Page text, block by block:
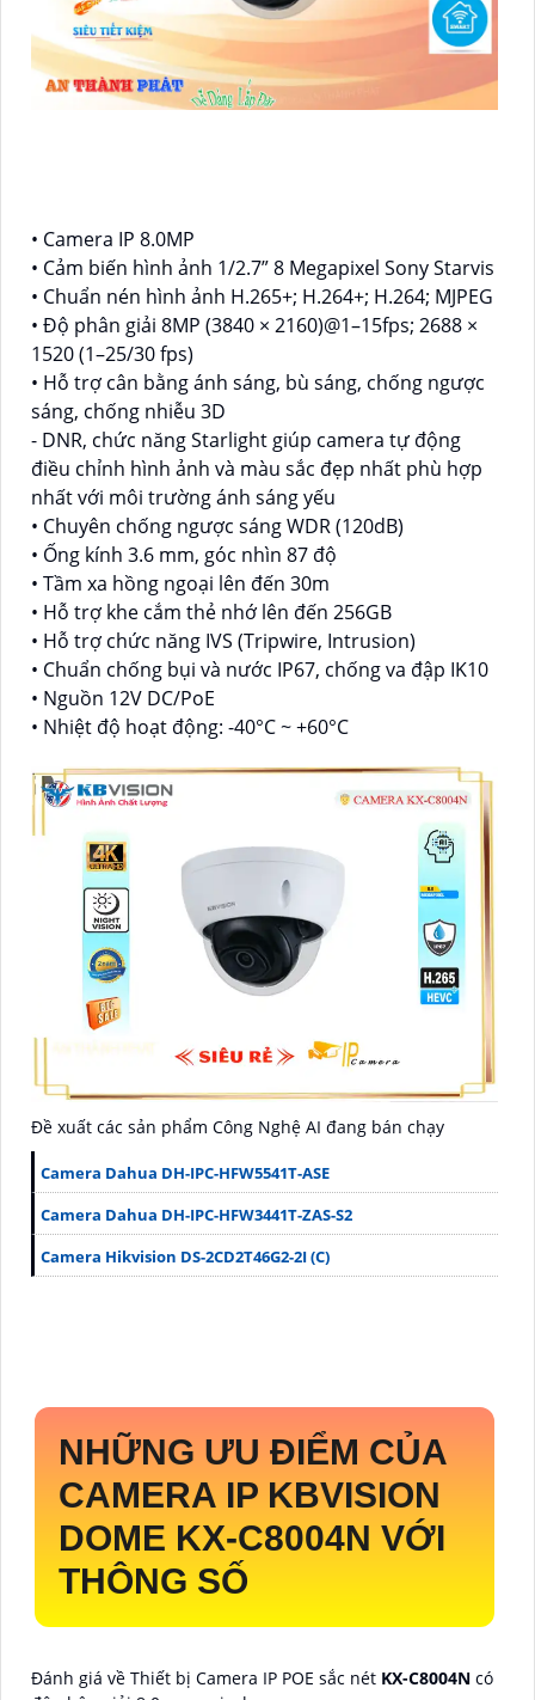
• Camera IP 8.0MP
• Cảm biến hình ảnh 1/2.7” 8 Megapixel Sony Starvis
• Chuẩn nén hình ảnh H.265+; H.264+; H.264; MJPEG
• Độ phân giải 8MP (3840 × 2160)@1–15fps; 2688 ×
1520 (1–25/30 fps)
• Hỗ trợ cân bằng ánh sáng, bù sáng, chống ngược
sáng, chống nhiễu 3D
- DNR, chức năng Starlight giúp camera tự động
điều chỉnh hình ảnh và màu sắc đẹp nhất phù hợp
nhất với môi trường ánh sáng yếu
• Chuyên chống ngược sáng WDR (120dB)
• Ống kính 3.6 mm, góc nhìn 87 độ
• Tầm xa hồng ngoại lên đến 30m
• Hỗ trợ khe cắm thẻ nhớ lên đến 256GB
• Hỗ trợ chức năng IVS (Tripwire, Intrusion)
• Chuẩn chống bụi và nước IP67, chống va đập IK10
• Nguồn 12V DC/PoE
• Nhiệt độ hoạt động: -40°C ~ +60°C
Đề xuất các sản phẩm Công Nghệ AI đang bán chạy
Camera Dahua DH-IPC-HFW5541T-ASE
Camera Dahua DH-IPC-HFW3441T-ZAS-S2
Camera Hikvision DS-2CD2T46G2-2I (C)
NHỮNG ƯU ĐIỂM CỦA
CAMERA IP KBVISION
DOME KX-C8004N VỚI
THÔNG SỐ
Đánh giá về Thiết bị Camera IP POE sắc nét KX-C8004N có